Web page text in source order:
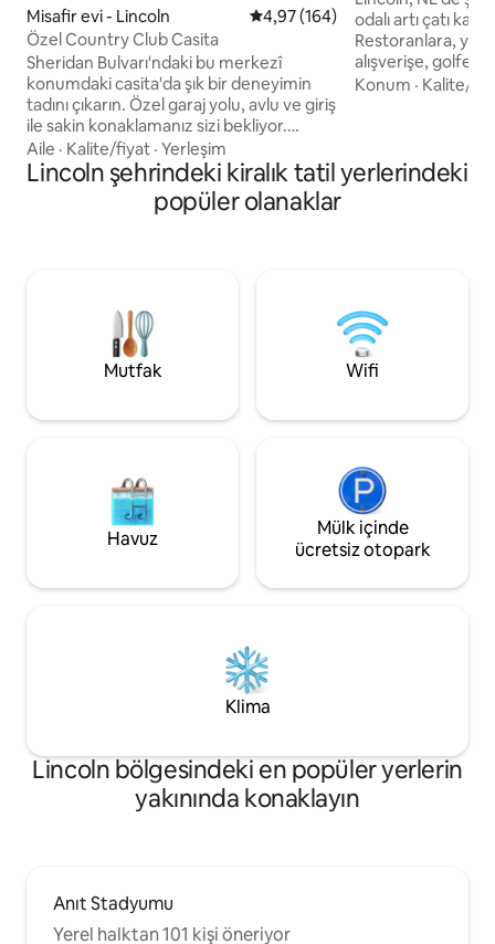
Misafir evi - Lincoln 5 üzerinden ortalama 4,97
4,97 (164)
Özel Country Club Casita
Sheridan Bulvarı'ndaki bu merkezî
konumdaki casita'da şık bir deneyimin
tadını çıkarın. Özel garaj yolu, avlu ve giriş
ile sakin konaklamanız sizi bekliyor.
Aşağıdakiler de dahil olmak üzere ihtiyaç
duyabileceğiniz her türlü olanakla
tamamen döşenmiştir: - Çamaşır
yıkama/kurutma makinesi -
verimliliği ve sürdürülebilirliği en üst
düzeye çıkarmak ve nihayetinde daha
küçük bir çevresel ayak izi oluşturmaktır.
Aile · Kalite/fiyat · Yerleşim
odalı artı çatı
Restoranlara,
alışverişe, golfe,
spaya birkaç adım
edilebilir
etkinlikleri, aile
Konum · Kalite/
Lincoln şehrindeki kiralık tatil yerlerindeki
popüler olanaklar
Mutfak Wifi
Havuz
Mülk içinde
ücretsiz otopark
Klima
Lincoln bölgesindeki en popüler yerlerin
yakınında konaklayın
Anıt Stadyumu
Yerel halktan 101 kişi öneriyor